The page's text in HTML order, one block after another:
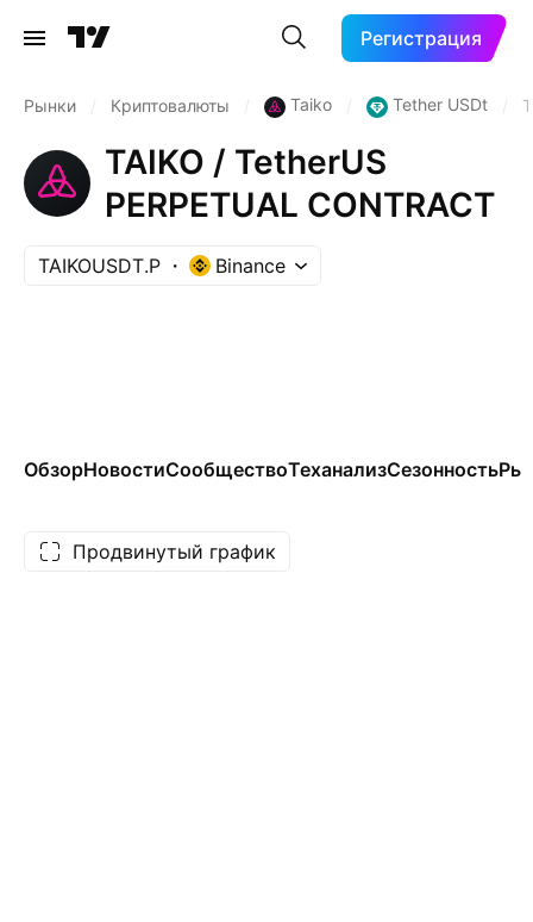
Регистрация
Рынки Криптовалюты Taiko Tether USDt
TAIKO / TetherUS
PERPETUAL CONTRACT
TAIKOUSDT.P Binance
ОбзорНовостиСообществоТеханализСезонность
Продвинутый график